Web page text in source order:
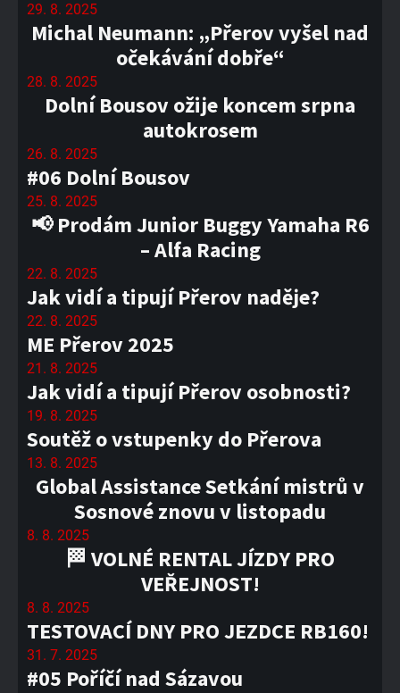
29. 8. 2025
Michal Neumann: „Přerov vyšel nad
očekávání dobře“
28. 8. 2025
Dolní Bousov ožije koncem srpna
autokrosem
26. 8. 2025
#06 Dolní Bousov
25. 8. 2025
📢 Prodám Junior Buggy Yamaha R6
– Alfa Racing
22. 8. 2025
Jak vidí a tipují Přerov naděje?
22. 8. 2025
ME Přerov 2025
21. 8. 2025
Jak vidí a tipují Přerov osobnosti?
19. 8. 2025
Soutěž o vstupenky do Přerova
13. 8. 2025
Global Assistance Setkání mistrů v
Sosnové znovu v listopadu
8. 8. 2025
🏁 VOLNÉ RENTAL JÍZDY PRO
VEŘEJNOST!
8. 8. 2025
TESTOVACÍ DNY PRO JEZDCE RB160!
31. 7. 2025
#05 Poříčí nad Sázavou